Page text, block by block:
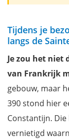
Tijdens je
langs de
Je zou het niet
van Frankrijk
gebouw, maar
390 stond hier
Constantijn.
vernietigd